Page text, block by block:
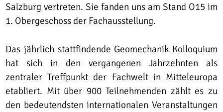
Salzburg vertreten. Sie fanden uns am Stand O15 im
1. Obergeschoss der Fachausstellung.
Das jährlich stattfindende Geomechanik Kolloquium
hat sich in den vergangenen Jahrzehnten als
zentraler Treffpunkt der Fachwelt in Mitteleuropa
etabliert. Mit über 900 Teilnehmenden zählt es zu
den bedeutendsten internationalen Veranstaltungen